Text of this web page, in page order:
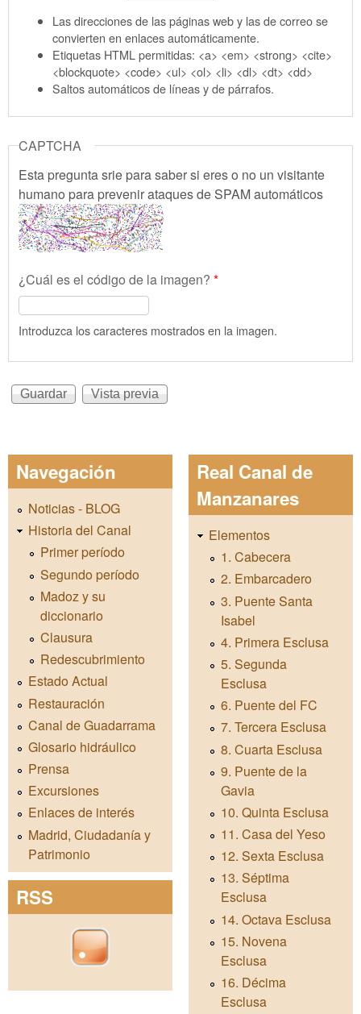
Las direcciones de las páginas web y las de correo se
convierten en enlaces automáticamente.
Etiquetas HTML permitidas: <a> <em> <strong> <cite>
<blockquote> <code> <ul> <ol> <li> <dl> <dt> <dd>
Saltos automáticos de líneas y de párrafos.
CAPTCHA
Esta pregunta srie para saber si eres o no un visitante
humano para prevenir ataques de SPAM automáticos
¿Cuál es el código de la imagen? *
Introduzca los caracteres mostrados en la imagen.
Navegación
Noticias - BLOG
Historia del Canal
Primer período
Segundo período
Madoz y su
diccionario
Clausura
Redescubrimiento
Estado Actual
Restauración
Canal de Guadarrama
Glosario hidráulico
Prensa
Excursiones
Enlaces de interés
Madrid, Ciudadanía y
Patrimonio
RSS
Real Canal de
Manzanares
Elementos
1. Cabecera
2. Embarcadero
3. Puente Santa
Isabel
4. Primera Esclusa
5. Segunda
Esclusa
6. Puente del FC
7. Tercera Esclusa
8. Cuarta Esclusa
9. Puente de la
Gavia
10. Quinta Esclusa
11. Casa del Yeso
12. Sexta Esclusa
13. Séptima
Esclusa
14. Octava Esclusa
15. Novena
Esclusa
16. Décima
Esclusa